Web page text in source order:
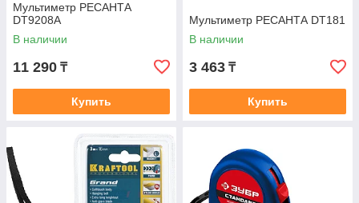
Мультиметр РЕСАНТА
DT9208A
В наличии
11 290 ₸
Купить
Мультиметр РЕСАНТА DT181
В наличии
3 463 ₸
Купить